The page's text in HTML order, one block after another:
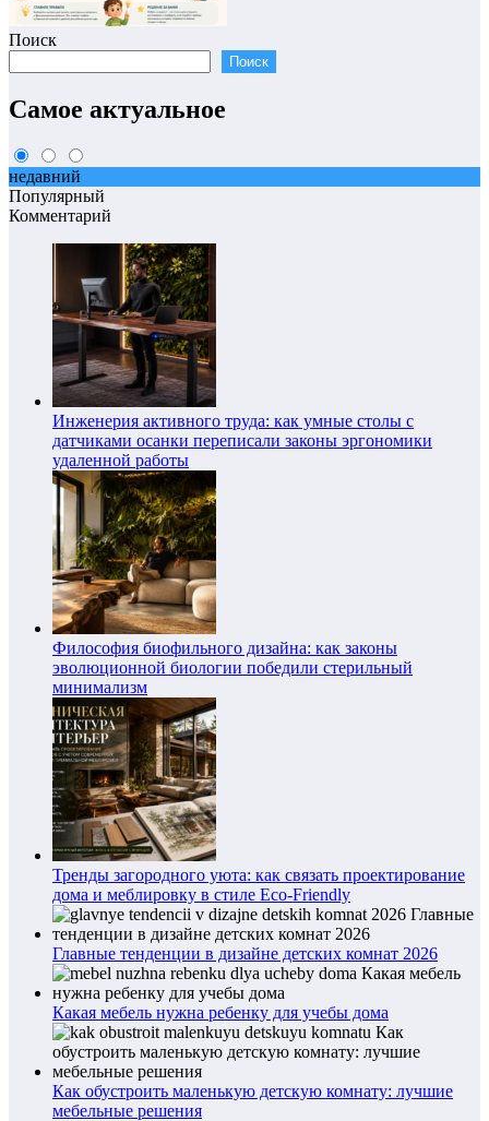
Поиск
Поиск
Самое актуальное
недавний
Популярный
Комментарий
Инженерия активного труда: как умные столы с
датчиками осанки переписали законы эргономики
удаленной работы
Философия биофильного дизайна: как законы
эволюционной биологии победили стерильный
минимализм
Тренды загородного уюта: как связать проектирование
дома и меблировку в стиле Eco-Friendly
Главные тенденции в дизайне детских комнат 2026
Какая мебель нужна ребенку для учебы дома
Как обустроить маленькую детскую комнату: лучшие
мебельные решения